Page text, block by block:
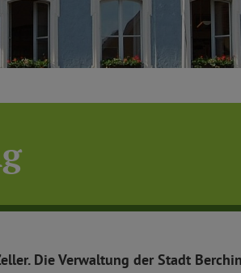
Die Verwaltung der Stadt